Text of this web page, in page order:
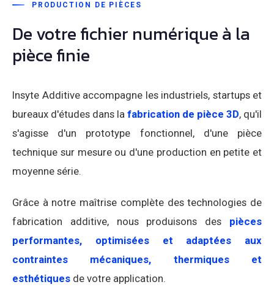
PRODUCTION DE PIÈCES
De votre fichier numérique à la
pièce finie
Insyte Additive accompagne les industriels, startups et
bureaux d'études dans la fabrication de pièce 3D, qu'il
s'agisse d'un prototype fonctionnel, d'une pièce
technique sur mesure ou d'une production en petite et
moyenne série.
Grâce à notre maîtrise complète des technologies de
fabrication additive, nous produisons des pièces
performantes, optimisées et adaptées aux
contraintes mécaniques, thermiques et
esthétiques de votre application.